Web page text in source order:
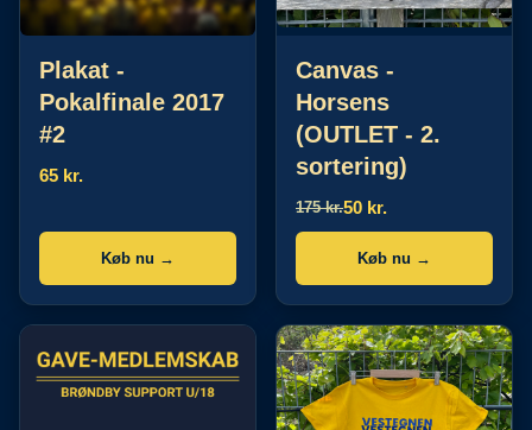
Plakat -
Pokalfinale 2017
#2
65 kr.
Køb nu →
Canvas -
Horsens
(OUTLET - 2.
sortering)
175 kr.50 kr.
Køb nu →